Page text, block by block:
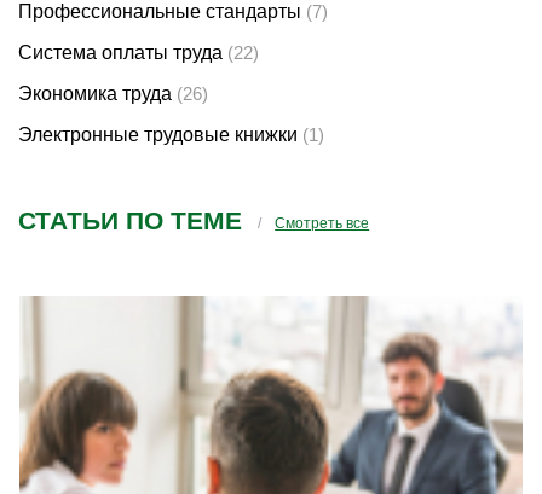
Профессиональные стандарты (7)
Система оплаты труда (22)
Экономика труда (26)
Электронные трудовые книжки (1)
СТАТЬИ ПО ТЕМЕ Смотреть все